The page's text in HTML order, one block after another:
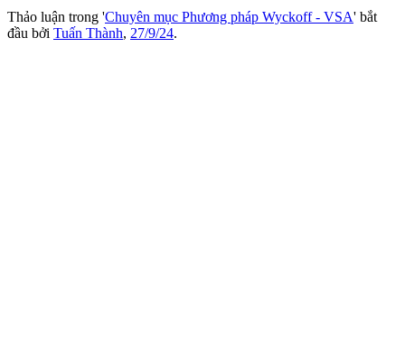
Thảo luận trong 'Chuyên mục Phương pháp Wyckoff - VSA' bắt
đầu bởi Tuấn Thành, 27/9/24.